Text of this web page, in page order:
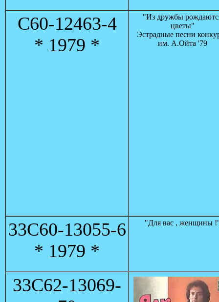
С60-12463-4
* 1979 *
"Из дружбы
цветы"
Эстрадные песни
им. А.Ойта '79
33C60-13055-6
* 1979 *
"Для вас , женщины
33C62-13069-